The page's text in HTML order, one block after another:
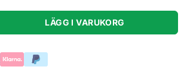
LÄGG I VARUKORG